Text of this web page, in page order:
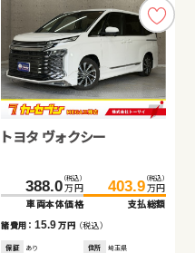
トヨタ ヴォクシー
388.0 （税込）
万円
車両本体価格
403.9 （税込）
万円
支払総額
諸費用： 15.9万円 （税込）
保証 あり 住所 埼玉県
トヨタ ノア
95.6（税込）
万円
諸費用：17.4万円（税込）
あり
年式 2012年 走行
排気 2,000 整備 法定整備付
ダイハツ タント
149.7 （税込）
万円
車両本体価格
155.2 （税込）
万円
支払総額
諸費用： 5.5万円（税込）
保証 なし 住所 岡山県